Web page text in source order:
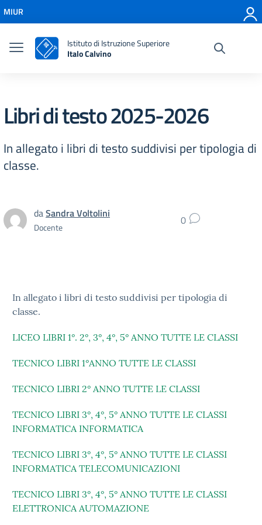
Vai al menu di navigazione
Vai al footer
MIUR
Istituto di Istruzione Superiore
Italo Calvino
Libri di testo 2025-2026
In allegato i libri di testo suddivisi per tipologia di
classe.
daSandra Voltolini
Docente 0
In allegato i libri di testo suddivisi per tipologia di
classe.
LICEO LIBRI 1°. 2°, 3°, 4°, 5° ANNO TUTTE LE CLASSI
TECNICO LIBRI 1°ANNO TUTTE LE CLASSI
TECNICO LIBRI 2° ANNO TUTTE LE CLASSI
TECNICO LIBRI 3°, 4°, 5° ANNO TUTTE LE CLASSI
INFORMATICA INFORMATICA
TECNICO LIBRI 3°, 4°, 5° ANNO TUTTE LE CLASSI
INFORMATICA TELECOMUNICAZIONI
TECNICO LIBRI 3°, 4°, 5° ANNO TUTTE LE CLASSI
ELETTRONICA AUTOMAZIONE